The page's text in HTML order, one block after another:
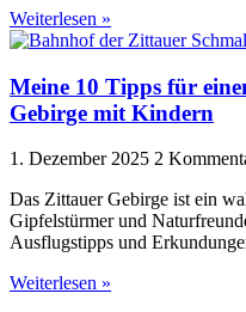
Weiterlesen »
Meine 10 Tipps für
Gebirge mit Kindern
1. Dezember 2025 2
Das Zittauer Gebirge ist ein
Gipfelstürmer und
Ausflugstipps und
Weiterlesen »